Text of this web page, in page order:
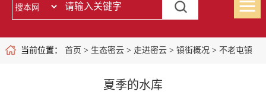
当前位置： 首页 > 生态密云> 走进密云> 镇街概况 > 不老屯镇
夏季的水库